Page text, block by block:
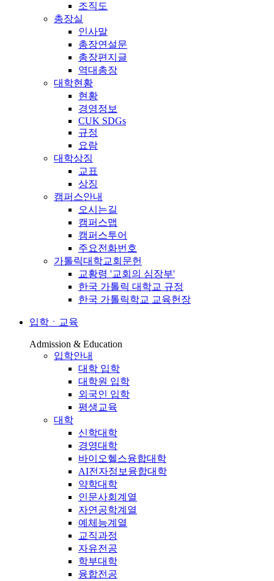
조직도
총장실
인사말
총장연설문
총장편지글
역대총장
대학현황
현황
경영정보
CUK SDGs
규정
요람
대학상징
교표
상징
캠퍼스안내
오시는길
캠퍼스맵
캠퍼스투어
주요전화번호
가톨릭대학교회문헌
교황령 '교회의 심장부'
한국 가톨릭 대학교 규정
한국 가톨릭학교 교육헌장
입학ㆍ교육
Admission & Education
입학안내
대학 입학
대학원 입학
외국인 입학
평생교육
대학
신학대학
경영대학
바이오헬스융합대학
AI전자정보융합대학
약학대학
인문사회계열
자연공학계열
예체능계열
교직과정
자유전공
학부대학
융합전공